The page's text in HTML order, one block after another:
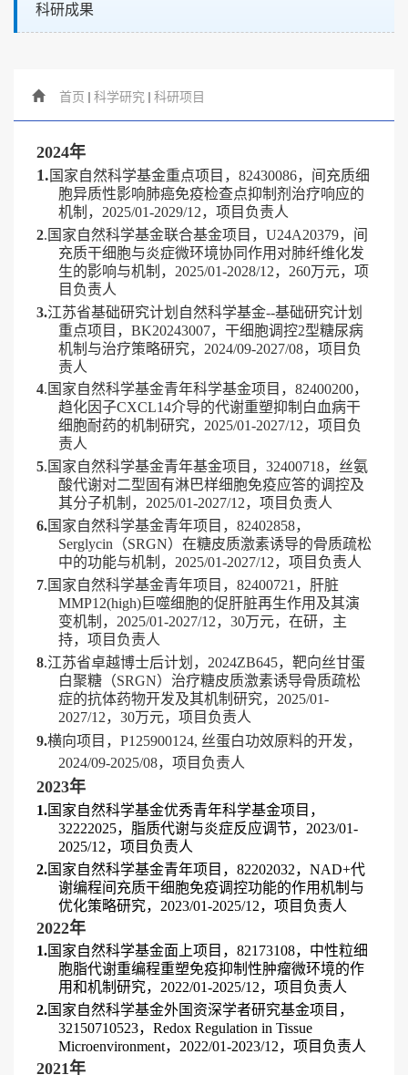
科研成果
首页 科学研究 科研项目
2024年
1. 国家自然科学基金重点项目， 82430086，间充质细
胞异质性影响肺癌免疫检查点抑制剂治疗响应的
机制， 2025/01-2029/12， 项目负责人
2. 国家自然科学基金联合基金项目， U24A20379，间
充质干细胞与炎症微环境协同作用对肺纤维化发
生的影响与机制， 2025/01-2028/12， 260万元， 项
目负责人
3.江苏省基础研究计划自然科学基金--基础研究计划
重点项目， BK20243007，干细胞调控2型糖尿病
机制与治疗策略研究， 2024/09-2027/08， 项目负
责人
4. 国家自然科学基金青年科学基金项目， 82400200，
趋化因子CXCL14介导的代谢重塑抑制白血病干
细胞耐药的机制研究， 2025/01-2027/12， 项目负
责人
5. 国家自然科学基金青年基金项目， 32400718，丝氨
酸代谢对二型固有淋巴样细胞免疫应答的调控及
其分子机制， 2025/01-2027/12， 项目负责人
6.国家自然科学基金青年项目， 82402858，
Serglycin （SRGN）在糖皮质激素诱导的骨质疏松
中的功能与机制， 2025/01-2027/12， 项目负责人
7. 国家自然科学基金青年项目， 82400721 ，肝脏
MMP12(high)巨噬细胞的促肝脏再生作用及其演
变机制， 2025/01-2027/12， 30万元，在研，主
持， 项目负责人
8.江苏省卓越博士后计划， 2024ZB645，靶向丝甘蛋
白聚糖（SRGN）治疗糖皮质激素诱导骨质疏松
症的抗体药物开发及其机制研究， 2025/01-
2027/12， 30万元，项目负责人
9.横向项目， P125900124, 丝蛋白功效原料的开发，
2024/09-2025/08， 项目负责人
2023年
1.国家自然科学基金优秀青年科学基金项目，
32222025，脂质代谢与炎症反应调节， 2023/01-
2025/12，项目负责人
2.国家自然科学基金青年项目， 82202032， NAD+代
谢编程间充质干细胞免疫调控功能的作用机制与
优化策略研究， 2023/01-2025/12，项目负责人
2022年
1.国家自然科学基金面上项目， 82173108，中性粒细
胞脂代谢重编程重塑免疫抑制性肿瘤微环境的作
用和机制研究， 2022/01-2025/12，项目负责人
2.国家自然科学基金外国资深学者研究基金项目，
32150710523， Redox Regulation in Tissue
Microenvironment， 2022/01-2023/12，项目负责人
2021年